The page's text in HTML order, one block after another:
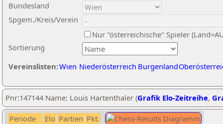
Sortierung
Bundesland
Spgem./Kreis/Verein
Nur "österreichische" Spieler
Vereinslisten:Wien Niederösterreich Burgenland
Pnr:147144 Name: Louis Hartenthaler (Grafik Elo-Zeitreihe,
Periode Elo Partien Pkt.